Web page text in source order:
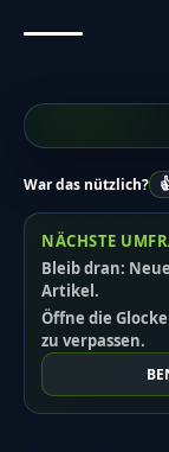
War das nützlich?
NÄCHSTE
Bleib dran:
Artikel.
Öffne die
zu verpassen.